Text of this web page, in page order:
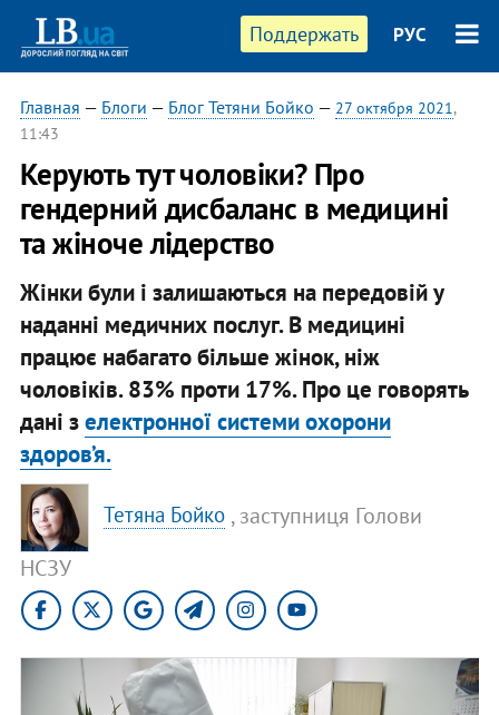
Поддержать РУС
Главная — Блоги — Блог Тетяни Бойко — 27 октября 2021,
11:43
Керують тут чоловіки? Про
гендерний дисбаланс в медицині
та жіноче лідерство
Жінки були і залишаються на передовій у
наданні медичних послуг. В медицині
працює набагато більше жінок, ніж
чоловіків. 83% проти 17%. Про це говорять
дані зелектронної системи охорони
здоров’я.
Тетяна Бойко , заступниця Голови
НСЗУ